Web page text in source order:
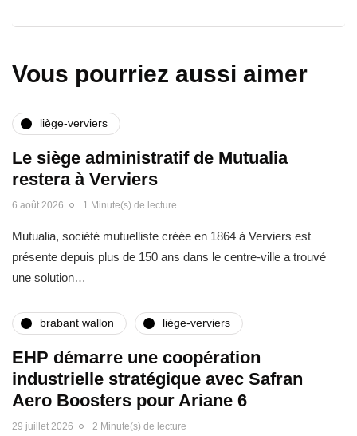
Vous pourriez aussi aimer
liège-verviers
Le siège administratif de Mutualia
restera à Verviers
6 août 2026 1 Minute(s) de lecture
Mutualia, société mutuelliste créée en 1864 à Verviers est
présente depuis plus de 150 ans dans le centre-ville a trouvé
une solution…
brabant wallon liège-verviers
EHP démarre une coopération
industrielle stratégique avec Safran
Aero Boosters pour Ariane 6
29 juillet 2026 2 Minute(s) de lecture